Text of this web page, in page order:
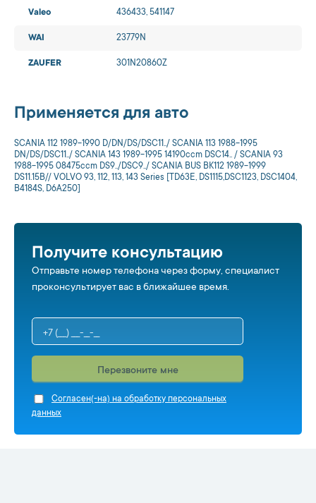
Valeo 436433, 541147
WAI 23779N
ZAUFER 301N20860Z
Применяется для авто
SCANIA 112 1989-1990 D/DN/DS/DSC11../ SCANIA 113 1988-1995
DN/DS/DSC11../ SCANIA 143 1989-1995 14190ccm DSC14.. / SCANIA 93
1988-1995 08475ccm DS9../DSC9../ SCANIA BUS BK112 1989-1999
DS11.15B// VOLVO 93, 112, 113, 143 Series [TD63E, DS1115,DSC1123, DSC1404,
B4184S, D6A250]
Получите консультацию
Отправьте номер телефона через форму, специалист
проконсультирует вас в ближайшее время.
Перезвоните мне
Cогласен(-на) на обработку персональных
данных